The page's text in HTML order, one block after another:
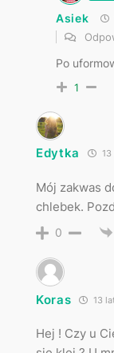
Asiek
Po
1
Edytka 13
Mój zakwas
chlebek.
0
Koras 13
Hej ! Czy u